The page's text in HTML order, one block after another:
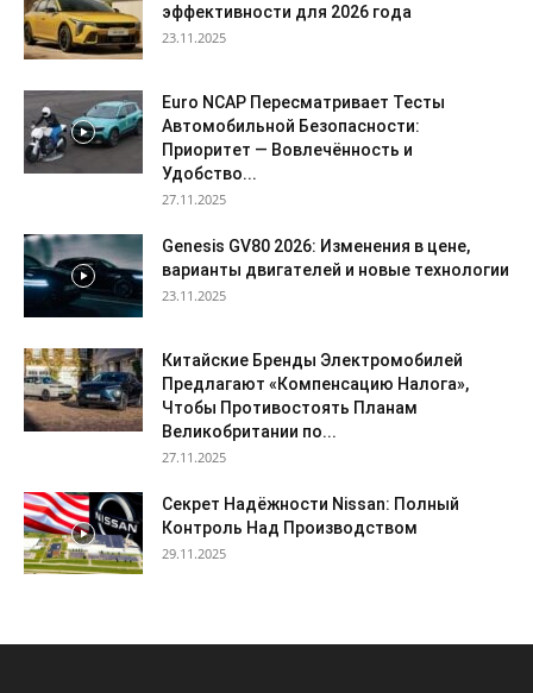
эффективности для 2026 года
23.11.2025
Euro NCAP Пересматривает Тесты
Автомобильной Безопасности:
Приоритет — Вовлечённость и
Удобство...
27.11.2025
Genesis GV80 2026: Изменения в цене,
варианты двигателей и новые технологии
23.11.2025
Китайские Бренды Электромобилей
Предлагают «Компенсацию Налога»,
Чтобы Противостоять Планам
Великобритании по...
27.11.2025
Секрет Надёжности Nissan: Полный
Контроль Над Производством
29.11.2025